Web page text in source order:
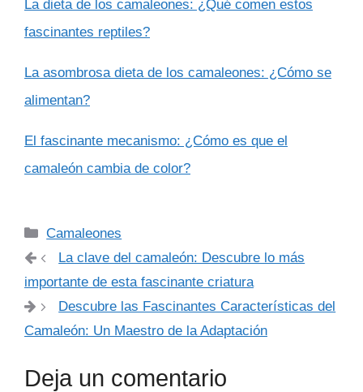
La dieta de los camaleones: ¿Qué comen estos
fascinantes reptiles?
La asombrosa dieta de los camaleones: ¿Cómo se
alimentan?
El fascinante mecanismo: ¿Cómo es que el
camaleón cambia de color?
Categorías
Camaleones
La clave del camaleón: Descubre lo más
importante de esta fascinante criatura
Descubre las Fascinantes Características del
Camaleón: Un Maestro de la Adaptación
Deja un comentario